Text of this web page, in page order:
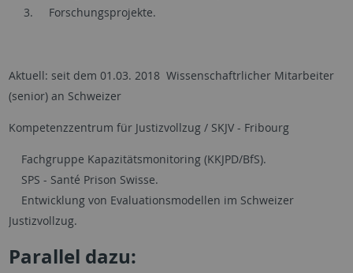
Forschungsprojekte.
Aktuell: seit dem 01.03. 2018 Wissenschaftrlicher Mitarbeiter
(senior) an Schweizer
Kompetenzzentrum für Justizvollzug / SKJV - Fribourg
Fachgruppe Kapazitätsmonitoring (KKJPD/BfS).
SPS - Santé Prison Swisse.
Entwicklung von Evaluationsmodellen im Schweizer
Justizvollzug.
Parallel dazu: